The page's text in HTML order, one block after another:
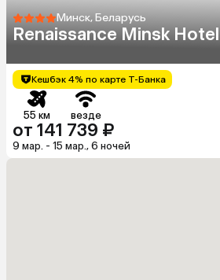
Минск, Беларусь
Renaissance Minsk Hotel
Кешбэк 4% по карте Т-Банка
55 км везде
от 141 739 ₽
9 мар. - 15 мар., 6 ночей